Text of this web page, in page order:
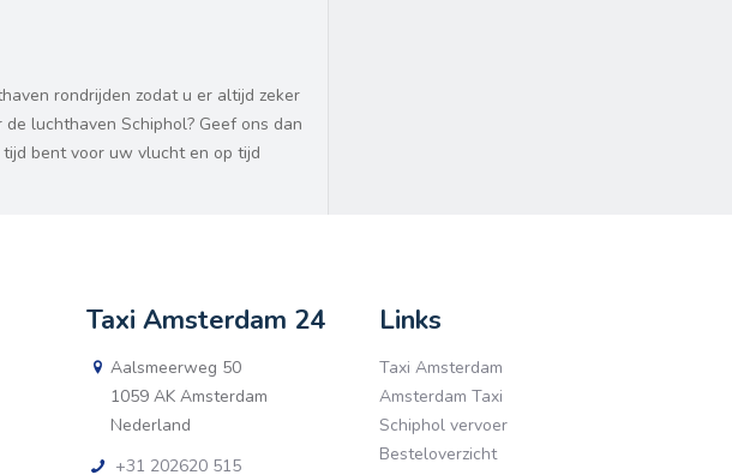
rondrijden zodat u er altijd zeker
luchthaven Schiphol? Geef ons dan
bent voor uw vlucht en op tijd
Taxi Amsterdam 24
Aalsmeerweg 50
1059 AK Amsterdam
Nederland
+31 202620 515
Links
Taxi Amsterdam
Amsterdam Taxi
Schiphol vervoer
Besteloverzicht